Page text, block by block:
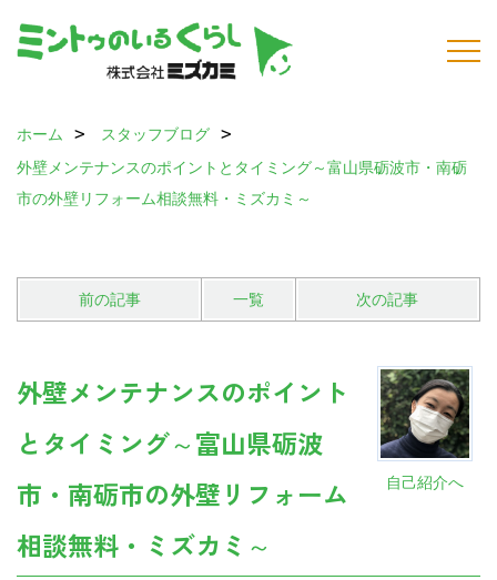
ホーム
スタッフブログ
外壁メンテナンスのポイントとタイミング～富山県砺波市・南砺
市の外壁リフォーム相談無料・ミズカミ～
前の記事 一覧 次の記事
自己紹介へ
外壁メンテナンスのポイント
とタイミング～富山県砺波
市・南砺市の外壁リフォーム
相談無料・ミズカミ～